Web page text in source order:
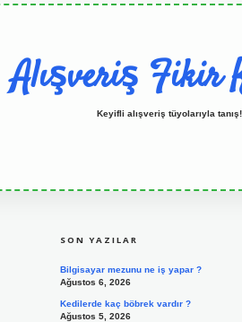
Alışveriş Fikir
Keyifli alışveriş tüyolarıyla tanış!
SON YAZILAR
Bilgisayar mezunu ne iş yapar ?
Ağustos 6, 2026
Kedilerde kaç böbrek vardır ?
Ağustos 5, 2026